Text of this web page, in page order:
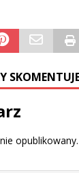
opublikowany.